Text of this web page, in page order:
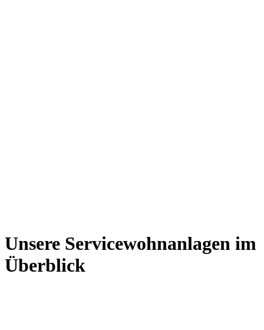
Unsere Servicewohnanlagen im
Überblick